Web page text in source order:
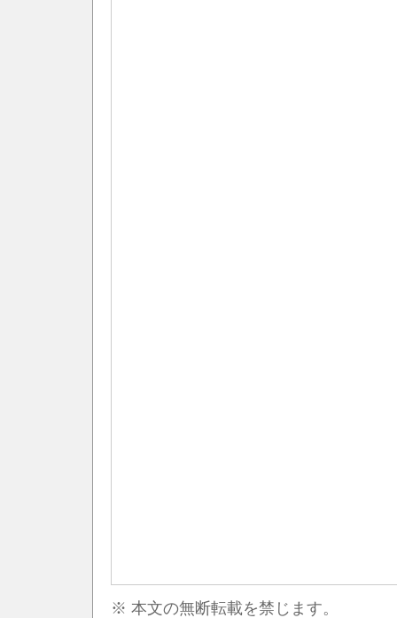
※ 本文の無断転載を禁じます。